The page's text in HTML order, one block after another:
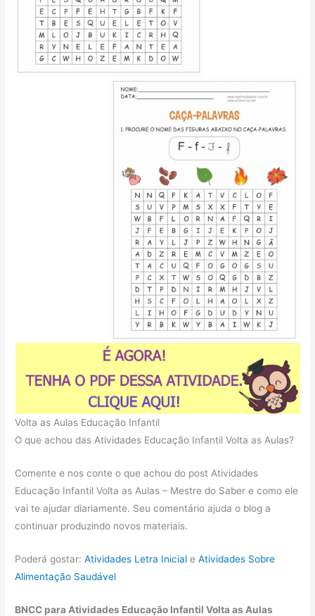
Volta as Aulas Educação Infantil
O que achou das Atividades Educação Infantil Volta as Aulas?
Comente e nos conte o que achou do post Atividades
Educação Infantil Volta as Aulas – Mestre do Saber e como ele
vai te ajudar diariamente. Seu comentário ajuda o blog a
continuar produzindo novos materiais.
Poderá gostar:Atividades Letra Inicial eAtividades Sobre
Alimentação Saudável
BNCC para Atividades Educação Infantil Volta as Aulas